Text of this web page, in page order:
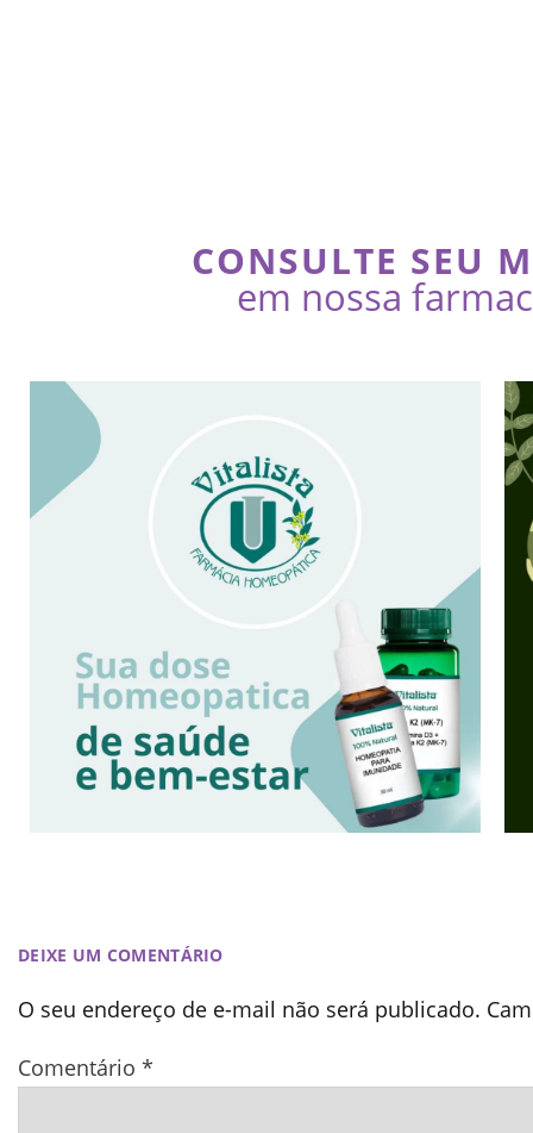
CONSULTE SEU
em nossa
DEIXE UM COMENTÁRIO
O seu endereço de e-mail não será publicado.
Comentário *